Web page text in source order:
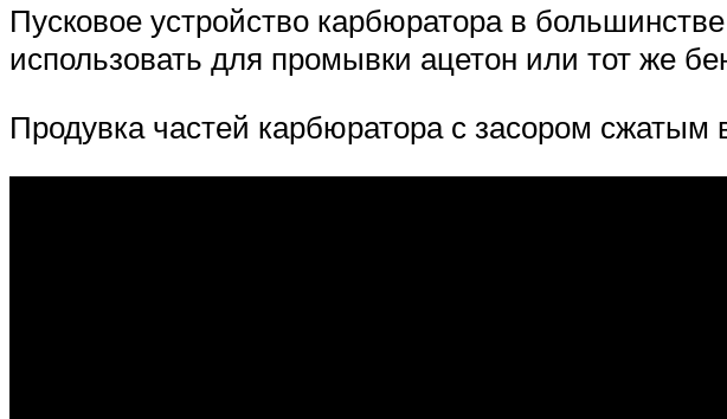
Пусковое устройство карбюратора в
использовать для промывки ацетон или тот же
Продувка частей карбюратора с засором сжатым